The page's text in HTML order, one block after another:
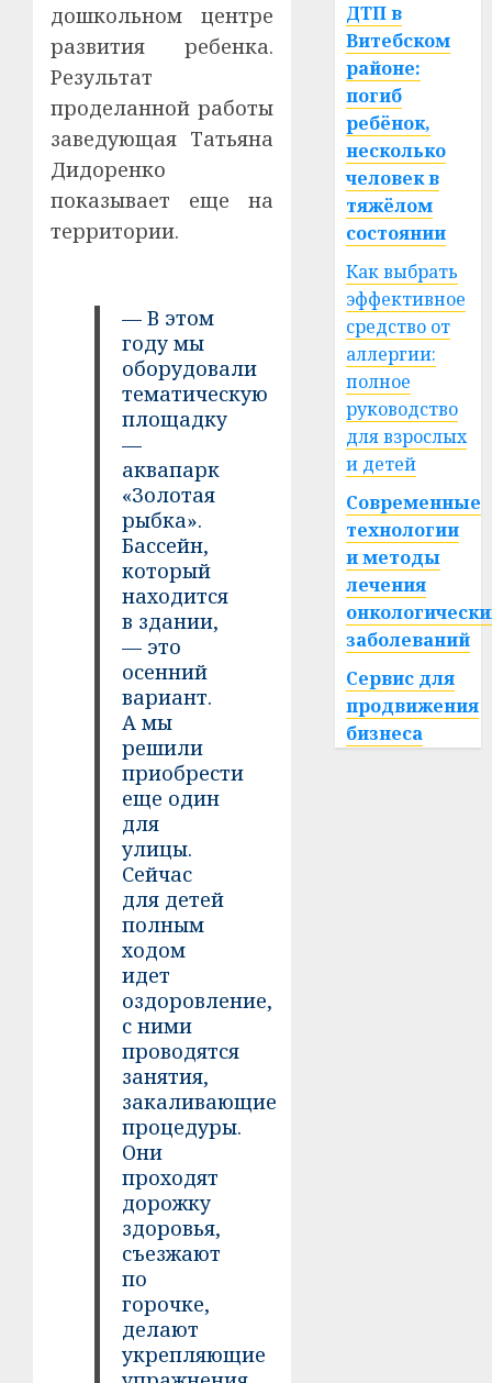
дошкольном центре
развития ребенка.
Результат
проделанной работы
заведующая Татьяна
Дидоренко
показывает еще на
территории.
— В этом
году мы
оборудовали
тематическую
площадку
—
аквапарк
«Золотая
рыбка».
Бассейн,
который
находится
в здании,
— это
осенний
вариант.
А мы
решили
приобрести
еще один
для
улицы.
Сейчас
для детей
полным
ходом
идет
оздоровление,
с ними
проводятся
занятия,
закаливающие
процедуры.
Они
проходят
дорожку
здоровья,
съезжают
по
горочке,
делают
укрепляющие
ДТП в
Витебском
районе:
погиб
ребёнок,
несколько
человек в
тяжёлом
состоянии
Как выбрать
эффективное
средство от
аллергии:
полное
руководство
для взрослых
и детей
Современные
технологии
и методы
лечения
заболеваний
Сервис для
продвижения
бизнеса